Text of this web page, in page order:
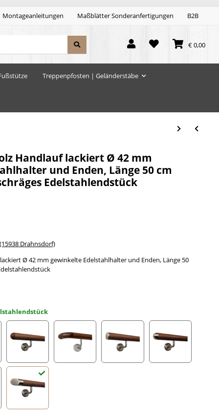
Montageanleitungen Maßblätter Sonderanfertigungen B2B
€ 0,00
Treppenpfosten | Geländerstäbe
Handlauf lackiert Ø 42 mm
und Enden, Länge 50 cm
Edelstahlendstück
Drahnsdorf)
Ø 42 mm gewinkelte Edelstahlhalter und Enden, Länge 50
Halbkugel gefräst